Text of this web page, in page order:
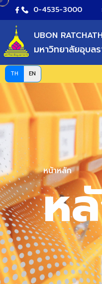
0-4535-3000
UBON
มหาวิทยาลัยอุบล
TH EN
หน้าหลัก
ห